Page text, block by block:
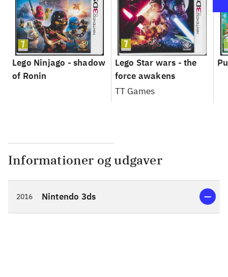
Lego Ninjago - shadow
of Ronin
Lego Star wars - the
force awakens
TT Games
Informationer og udgaver
2016 Nintendo 3ds